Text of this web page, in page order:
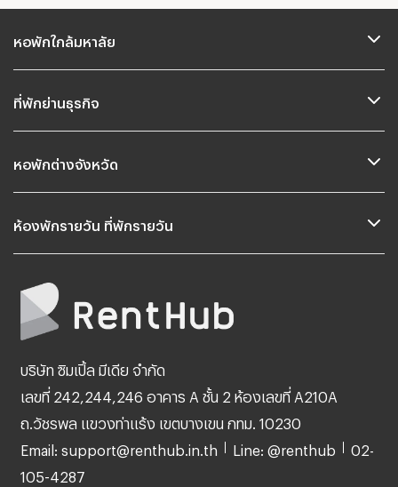
หอพักใกล้มหาลัย
ที่พักย่านธุรกิจ
หอพักต่างจังหวัด
ห้องพักรายวัน ที่พักรายวัน
บริษัท ซิมเปิ้ล มีเดีย จำกัด
เลขที่ 242,244,246 อาคาร A ชั้น 2 ห้องเลขที่ A210A
ถ.วัชรพล แขวงท่าแร้ง เขตบางเขน กทม. 10230
Email: support@renthub.in.th Line: @renthub 02-
105-4287